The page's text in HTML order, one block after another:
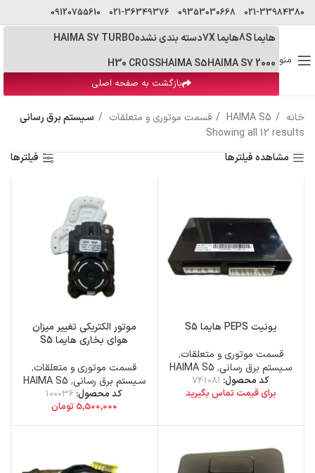
021-33984380
09353030668
021-36349376
09120755610
منو
هایما 8S هایما 7X دسته بندی نشدهHAIMA S7 TURBO
HAIMA S7 2000
HAIMA S5
H30 CROSS
بازگشت به صفحه اصلی
خانه HAIMA S5 قسمت موتوری و متعلقات
سـیستم برق رسانی
Showing all 12 results
مشاهده فیلترها
فیلترها
یونیت PEPS هایما S5
قسمت موتوری و متعلقات,
سـیستم برق رسانی,
HAIMA S5
کد محصول: 741081
برای قیمت تماس بگیرید
موتور الکتریکی تغییر میزان
هوای بخاری هایما S5
قسمت موتوری و متعلقات,
سـیستم برق رسانی,
HAIMA S5
کد محصول: 100036
5,500,000 تومان